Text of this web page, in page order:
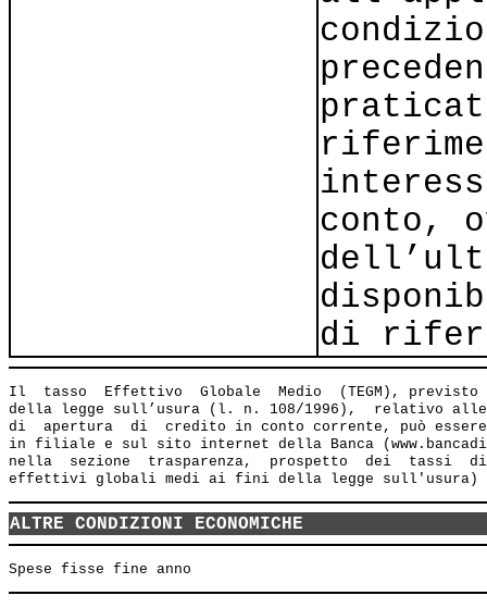
conto,
di
Il  tasso  Effettivo  Globale  Medio  (TEGM),
della legge sull’usura (l. n. 108/1996),  relativo
di  apertura  di  credito in conto corrente, può
in filiale e sul sito internet della Banca
nella  sezione  trasparenza,  prospetto  dei  tassi
ALTRE CONDIZIONI ECONOMICHE